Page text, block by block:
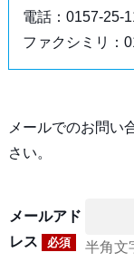
電話：0157-25-
ファクシミリ：
メールでのお問い
さい。
メールアド
レス
必須 半角文